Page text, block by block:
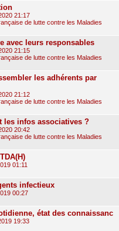
21:17
de lutte contre les Maladies
avec leurs responsables
21:15
de lutte contre les Maladies
les adhérents par
21:12
de lutte contre les Maladies
les infos associatives ?
20:42
de lutte contre les Maladies
01:11
infectieux
00:27
état des connaissanc
19:33